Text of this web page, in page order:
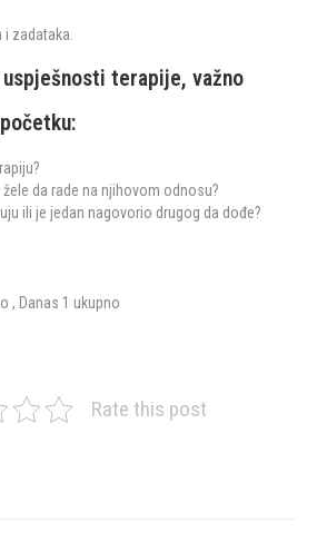
zadataka.
terapije, važno
da rade na njihovom odnosu?
ili je jedan nagovorio drugog da dođe?
, Danas 1 ukupno
Rate this post